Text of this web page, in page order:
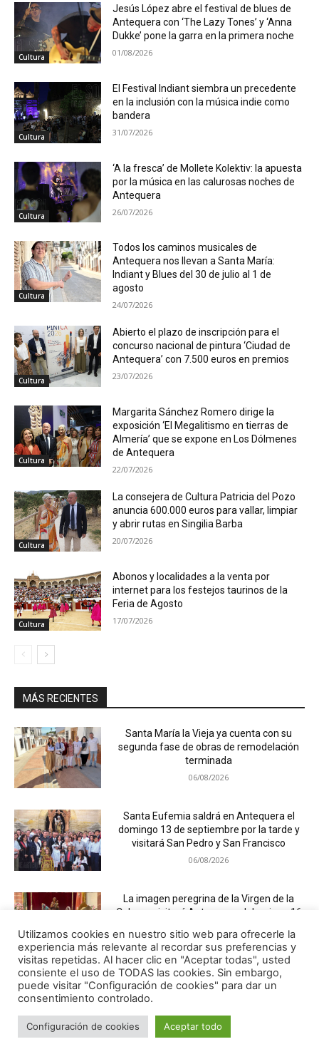
Cultura
Jesús López abre el festival de blues de
Antequera con ‘The Lazy Tones’ y ‘Anna
Dukke’ pone la garra en la primera noche
01/08/2026
Cultura
El Festival Indiant siembra un precedente
en la inclusión con la música indie como
bandera
31/07/2026
Cultura
‘A la fresca’ de Mollete Kolektiv: la apuesta
por la música en las calurosas noches de
Antequera
26/07/2026
Cultura
Todos los caminos musicales de
Antequera nos llevan a Santa María:
Indiant y Blues del 30 de julio al 1 de
agosto
24/07/2026
Cultura
Abierto el plazo de inscripción para el
concurso nacional de pintura ‘Ciudad de
Antequera’ con 7.500 euros en premios
23/07/2026
Cultura
Margarita Sánchez Romero dirige la
exposición ‘El Megalitismo en tierras de
Almería’ que se expone en Los Dólmenes
de Antequera
22/07/2026
Cultura
La consejera de Cultura Patricia del Pozo
anuncia 600.000 euros para vallar, limpiar
y abrir rutas en Singilia Barba
20/07/2026
Cultura
Abonos y localidades a la venta por
internet para los festejos taurinos de la
Feria de Agosto
17/07/2026
MÁS RECIENTES
Santa María la Vieja ya cuenta con su
segunda fase de obras de remodelación
terminada
06/08/2026
Santa Eufemia saldrá en Antequera el
domingo 13 de septiembre por la tarde y
visitará San Pedro y San Francisco
06/08/2026
La imagen peregrina de la Virgen de la
Cabeza visitará Antequera el domingo 16
05/08/2026
Las religiosas de Belén preparan un triduo
a Santa Clara del domingo 9 al martes 11
05/08/2026
Utilizamos cookies en nuestro sitio web para ofrecerle la
experiencia más relevante al recordar sus preferencias y
visitas repetidas. Al hacer clic en "Aceptar todas", usted
consiente el uso de TODAS las cookies. Sin embargo,
puede visitar "Configuración de cookies" para dar un
consentimiento controlado.
Configuración de cookies Aceptar todo